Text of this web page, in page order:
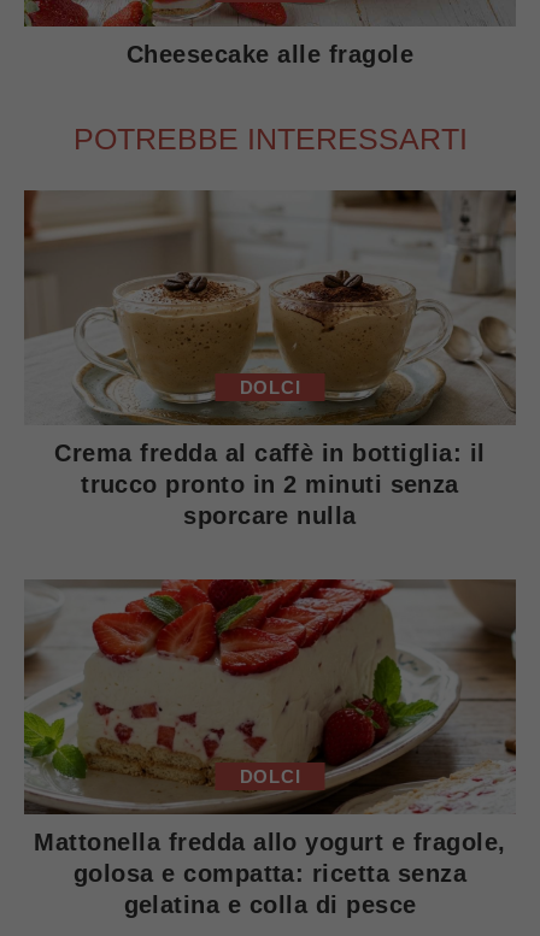
Cheesecake alle fragole
POTREBBE INTERESSARTI
DOLCI
Crema fredda al caffè in bottiglia: il
trucco pronto in 2 minuti senza
sporcare nulla
DOLCI
Mattonella fredda allo yogurt e fragole,
golosa e compatta: ricetta senza
gelatina e colla di pesce